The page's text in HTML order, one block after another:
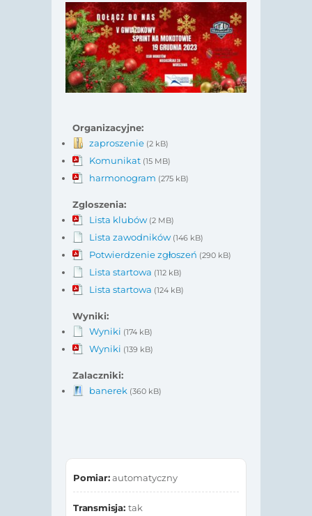
Organizacyjne:
zaproszenie (2 kB)
Komunikat (15 MB)
harmonogram (275 kB)
Zgloszenia:
Lista klubów (2 MB)
Lista zawodników (146 kB)
Potwierdzenie zgłoszeń (290 kB)
Lista startowa (112 kB)
Lista startowa (124 kB)
Wyniki:
Wyniki (174 kB)
Wyniki (139 kB)
Zalaczniki:
banerek (360 kB)
Pomiar:automatyczny
Transmisja: tak